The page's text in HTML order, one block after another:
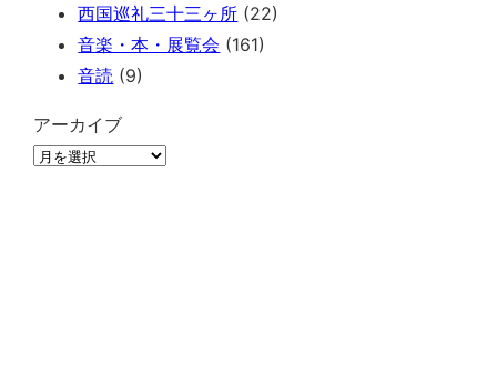
西国巡礼三十三ヶ所 (22)
音楽・本・展覧会 (161)
音読 (9)
アーカイブ